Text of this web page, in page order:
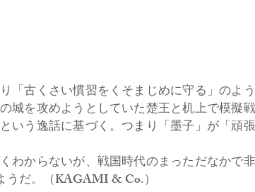
「古くさい慣習をくそまじめに守る」のよ
城を攻めようとしていた楚王と机上で模擬
いう逸話に基づく。つまり「墨子」が「頑
わからないが、戦国時代のまっただなかで
うだ。（KAGAMI & Co.）